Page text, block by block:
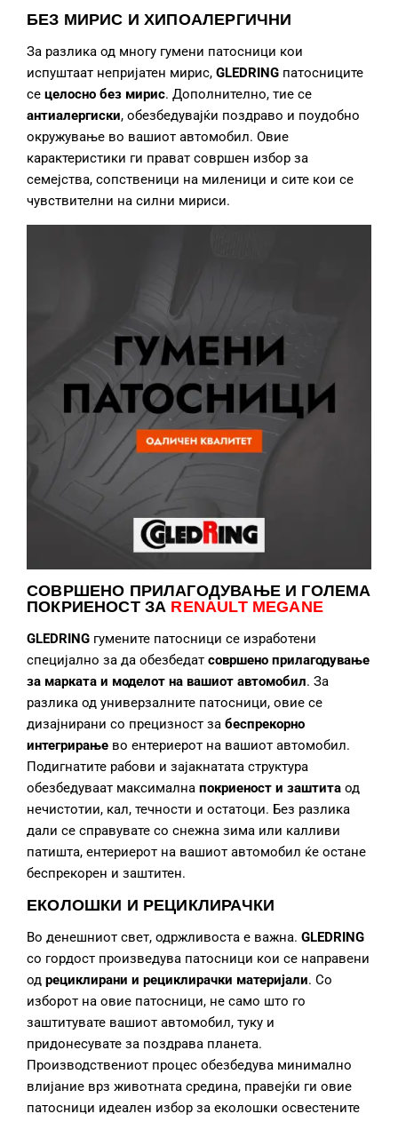
БЕЗ МИРИС И ХИПОАЛЕРГИЧНИ
За разлика од многу гумени патосници кои
испуштаат непријатен мирис, GLEDRING патосниците
се целосно без мирис. Дополнително, тие се
антиалергиски, обезбедувајќи поздраво и поудобно
окружување во вашиот автомобил. Овие
карактеристики ги прават совршен избор за
семејства, сопственици на миленици и сите кои се
чувствителни на силни мириси.
СОВРШЕНО ПРИЛАГОДУВАЊЕ И ГОЛЕМА
ПОКРИЕНОСТ ЗА RENAULT MEGANE
GLEDRING гумените патосници се изработени
специјално за да обезбедат совршено прилагодување
за марката и моделот на вашиот автомобил. За
разлика од универзалните патосници, овие се
дизајнирани со прецизност за беспрекорно
интегрирање во ентериерот на вашиот автомобил.
Подигнатите рабови и зајакнатата структура
обезбедуваат максимална покриеност и заштита од
нечистотии, кал, течности и остатоци. Без разлика
дали се справувате со снежна зима или калливи
патишта, ентериерот на вашиот автомобил ќе остане
беспрекорен и заштитен.
ЕКОЛОШКИ И РЕЦИКЛИРАЧКИ
Во денешниот свет, одржливоста е важна. GLEDRING
со гордост произведува патосници кои се направени
од рециклирани и рециклирачки материјали. Со
изборот на овие патосници, не само што го
заштитувате вашиот автомобил, туку и
придонесувате за поздрава планета.
Производствениот процес обезбедува минимално
влијание врз животната средина, правејќи ги овие
патосници идеален избор за еколошки освестените